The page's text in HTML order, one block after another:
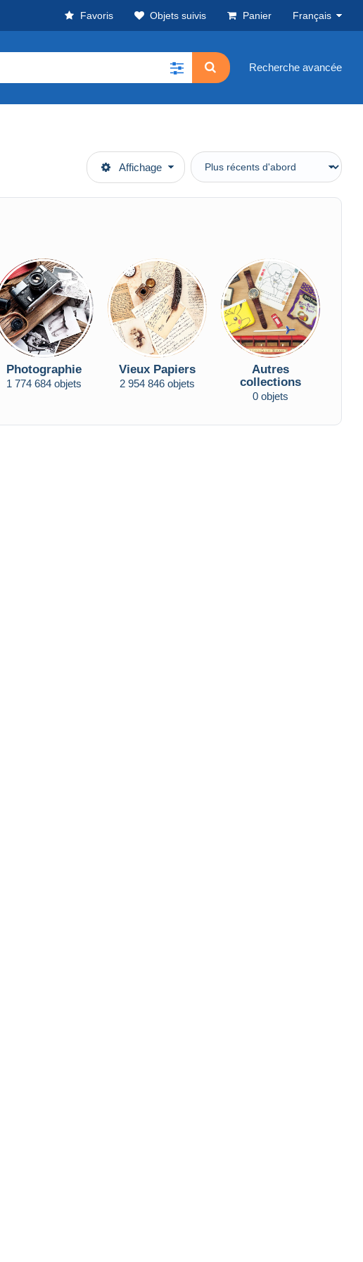
Favoris Objets suivis Panier Français
Recherche avancée
Affichage
Photographie
1 774 684 objets
Vieux Papiers
2 954 846 objets
Autres
collections
0 objets